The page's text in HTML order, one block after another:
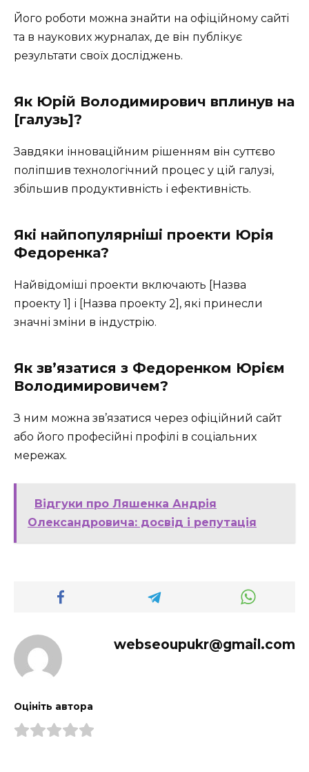
Його роботи можна знайти на офіційному сайті
та в наукових журналах, де він публікує
результати своїх досліджень.
Як Юрій Володимирович вплинув на
[галузь]?
Завдяки інноваційним рішенням він суттєво
поліпшив технологічний процес у цій галузі,
збільшив продуктивність і ефективність.
Які найпопулярніші проекти Юрія
Федоренка?
Найвідоміші проекти включають [Назва
проекту 1] і [Назва проекту 2], які принесли
значні зміни в індустрію.
Як зв’язатися з Федоренком Юрієм
Володимировичем?
З ним можна зв’язатися через офіційний сайт
або його професійні профілі в соціальних
мережах.
Відгуки про Ляшенка Андрія
Олександровича: досвід і репутація
webseoupukr@gmail.com
Оцініть автора